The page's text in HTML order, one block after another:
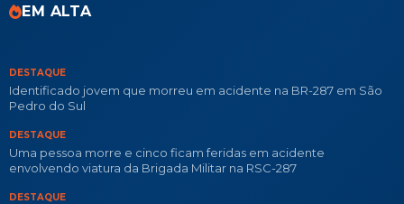
EM ALTA
DESTAQUE
Identificado jovem que morreu em acidente na BR-287 em São
Pedro do Sul
DESTAQUE
Uma pessoa morre e cinco ficam feridas em acidente
envolvendo viatura da Brigada Militar na RSC-287
DESTAQUE